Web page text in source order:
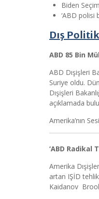
Biden
‘ABD polisi
Dış
ABD 85 Bin
ABD Dışişleri
Suriye oldu.
Dışişleri
açıklamada
Amerika’nın
‘ABD Radikal
Amerika
artan IŞİD
Kaidanov